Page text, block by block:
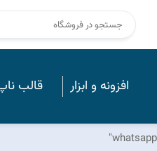
افزونه و ابزار قالب